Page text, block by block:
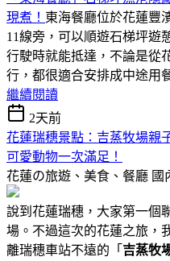
現煮！ 東海餐廳位於花蓮豐
11線旁，可以順遊石梯坪遊
行駛時就能抵達，不論是從
行，都很適合安排成中途用
繼續閱讀
2天前
花蓮瑞穗景點：吉蒸牧場親
可愛動物一次滿足！
花蓮の旅遊、美食、餐廳 國
說到花蓮瑞穗，大家第一個
場。不過這次的花蓮之旅，
離瑞穗車站不遠的「 吉蒸牧